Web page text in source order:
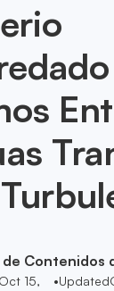
de Contenidos
Oct 15,
•Updated